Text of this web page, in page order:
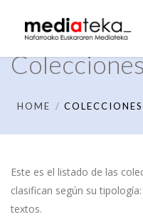
HOME COLECCIONES
Este es el listado de las
clasifican según su
textos.